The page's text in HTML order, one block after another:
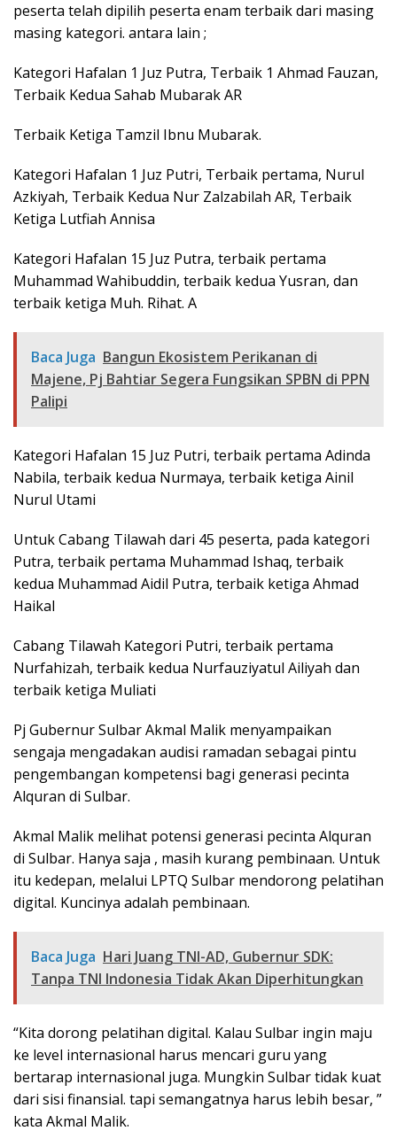
peserta telah dipilih peserta enam terbaik dari masing
masing kategori. antara lain ;
Kategori Hafalan 1 Juz Putra, Terbaik 1 Ahmad Fauzan,
Terbaik Kedua Sahab Mubarak AR
Terbaik Ketiga Tamzil Ibnu Mubarak.
Kategori Hafalan 1 Juz Putri, Terbaik pertama, Nurul
Azkiyah, Terbaik Kedua Nur Zalzabilah AR, Terbaik
Ketiga Lutfiah Annisa
Kategori Hafalan 15 Juz Putra, terbaik pertama
Muhammad Wahibuddin, terbaik kedua Yusran, dan
terbaik ketiga Muh. Rihat. A
Baca Juga Bangun Ekosistem Perikanan di
Majene, Pj Bahtiar Segera Fungsikan SPBN di PPN
Palipi
Kategori Hafalan 15 Juz Putri, terbaik pertama Adinda
Nabila, terbaik kedua Nurmaya, terbaik ketiga Ainil
Nurul Utami
Untuk Cabang Tilawah dari 45 peserta, pada kategori
Putra, terbaik pertama Muhammad Ishaq, terbaik
kedua Muhammad Aidil Putra, terbaik ketiga Ahmad
Haikal
Cabang Tilawah Kategori Putri, terbaik pertama
Nurfahizah, terbaik kedua Nurfauziyatul Ailiyah dan
terbaik ketiga Muliati
Pj Gubernur Sulbar Akmal Malik menyampaikan
sengaja mengadakan audisi ramadan sebagai pintu
pengembangan kompetensi bagi generasi pecinta
Alquran di Sulbar.
Akmal Malik melihat potensi generasi pecinta Alquran
di Sulbar. Hanya saja , masih kurang pembinaan. Untuk
itu kedepan, melalui LPTQ Sulbar mendorong pelatihan
digital. Kuncinya adalah pembinaan.
Baca Juga Hari Juang TNI-AD, Gubernur SDK:
Tanpa TNI Indonesia Tidak Akan Diperhitungkan
“Kita dorong pelatihan digital. Kalau Sulbar ingin maju
ke level internasional harus mencari guru yang
bertarap internasional juga. Mungkin Sulbar tidak kuat
dari sisi finansial. tapi semangatnya harus lebih besar, ”
kata Akmal Malik.